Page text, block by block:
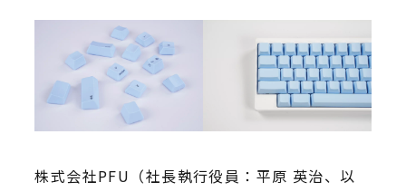
株式会社PFU（社長執行役員：平原 英治、以